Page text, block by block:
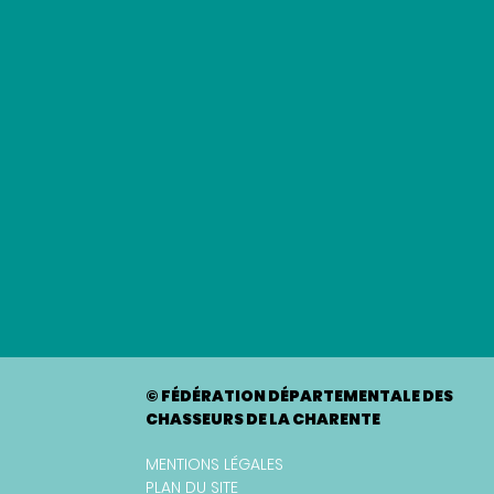
© FÉDÉRATION DÉPARTEMENTALE DES
CHASSEURS DE LA CHARENTE
MENTIONS LÉGALES
PLAN DU SITE